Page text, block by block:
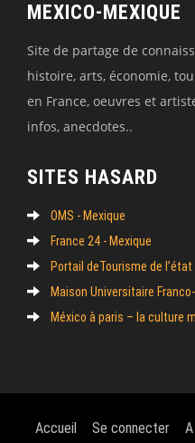
MEXICO-MEXIQUE
Site de partage de
histoire, arts, économie,
en France, oeuvres et
infos, anecdotes..
SITES HASARD
OMS - Mexique
France 24 - Mexique
Portail deTourisme de
Maison Universitaire
México à paris – la culture
Accueil Se connecter